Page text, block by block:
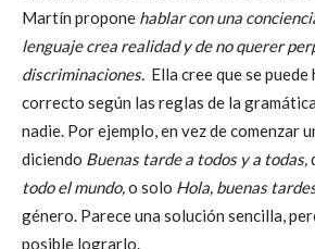
Martín propone hablar con una
lenguaje crea realidad y de no querer
discriminaciones. Ella cree que se
correcto según las reglas de la
nadie. Por ejemplo, en vez de comenzar
diciendo Buenas tarde a todos y a todas,
todo el mundo,o solo Hola, buenas
género. Parece una solución sencilla,
posible lograrlo.